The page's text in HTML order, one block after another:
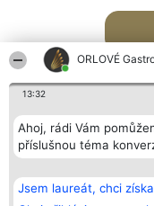
ORLOVÉ
13:32
Ahoj, rádi Vám
příslušnou téma
Jsem laureát, chci
Bright Side Solutions sp. z o.
o. sp. k.
ul. Ruska 22